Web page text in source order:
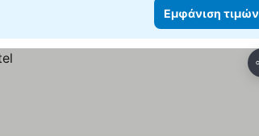
Εμφάνιση τιμών